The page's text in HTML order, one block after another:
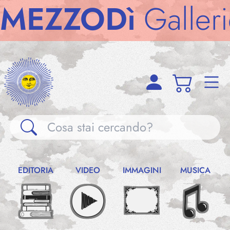
Gallerie
Gallerie
Notizie
EDITORIA VIDEO IMMAGINI MUSICA